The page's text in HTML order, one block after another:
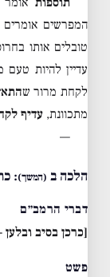
המפרשים
טובלים אותו
עדיין להיות
לקחת מרור ש
מתכוונת, עדיף
—
הלכה ב (המשך):
דברי הרמב״ם
[כרכן בסיב
פשט